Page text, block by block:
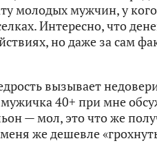
молодых мужчин, у кого
Интересно, что
но даже за сам
вызывает
40+ при мне
— мол, это что же
же дешевле